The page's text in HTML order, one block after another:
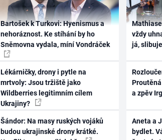
Bartošek k Turkovi: Hyenismus a
nehoráznost. Ke stíhání by ho
Sněmovna vydala, míní Vondráček
Lékárničky, drony i pytle na
mrtvoly: Jsou tržiště jako
Wildberries legitimním cílem
Ukrajiny?
Šándor: Na masy ruských vojáků
budou ukrajinské drony krátké.
vždy
já,
a zpěv
Aneta a
bydlet.